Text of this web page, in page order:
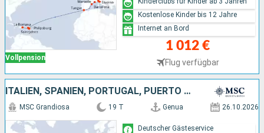
Vollpension
1 012 €
Flug verfügbar
Kostenlose Kinder bis 12 Jahre
Internet an Bord
ITALIEN, SPANIEN, PORTUGAL, PUERTO RICO, VEREINIGTE STAATEN VON AMERIKA
MSC Grandiosa 19 T Genua 26.10.2026
Deutscher Gästeservice